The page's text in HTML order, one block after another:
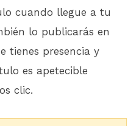
cuando llegue a tu
lo publicarás en
tienes presencia y
es apetecible
clic.